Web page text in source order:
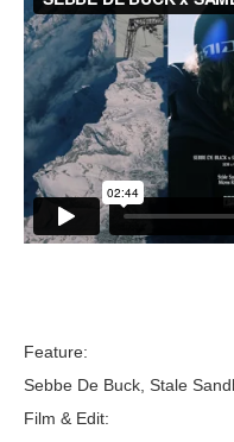
Feature:
Sebbe De Buck, Stale
Film & Edit: